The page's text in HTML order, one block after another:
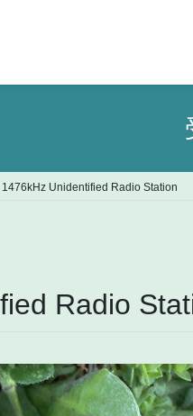
1476kHz Unidentified Radio Station
Radio